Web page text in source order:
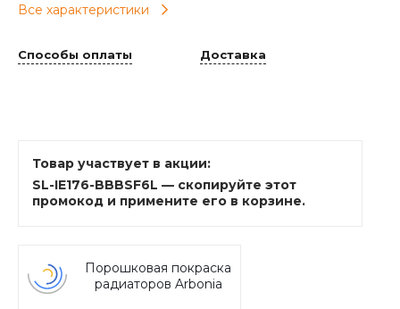
Все характеристики
Способы оплаты Доставка
Товар участвует в акции:
SL-IE176-BBBSF6L — скопируйте этот
промокод и примените его в корзине.
Порошковая покраска
радиаторов Arbonia